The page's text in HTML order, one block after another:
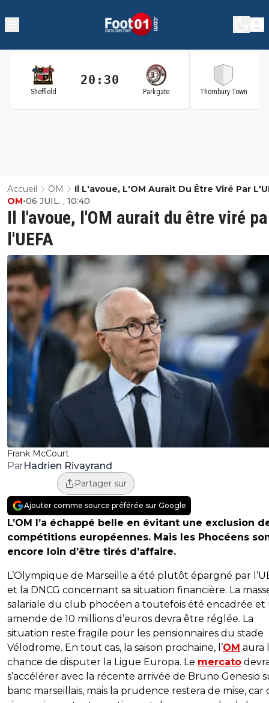
Sheffield
20:30
Parkgate Thornbury Town
Accueil OM Il L'avoue, L'OM Aurait Du Être Viré Par
Frank McCourt
Il l'avoue, l'OM aurait du être viré
l'UEFA
OM•06 JUIL. , 10:40
ParHadrien Rivayrand
Partager sur
Ajouter comme source préférée sur Google
L’OM l’a échappé belle en évitant une exclusion
compétitions européennes. Mais les Phocéens
encore loin d’être tirés d’affaire.
L’Olympique de Marseille a été plutôt épargné par
et la DNCG concernant sa situation financière. La
salariale du club phocéen a toutefois été encadrée et
amende de 10 millions d’euros devra être réglée. La
situation reste fragile pour les pensionnaires du stade
Vélodrome. En tout cas, la saison prochaine, l’OM aura
chance de disputer la Ligue Europa. Le mercato
s’accélérer avec la récente arrivée de Bruno Genesio
banc marseillais, mais la prudence restera de mise, car